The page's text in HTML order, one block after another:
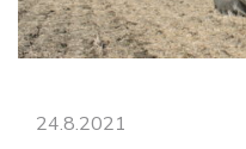
24.8.2021